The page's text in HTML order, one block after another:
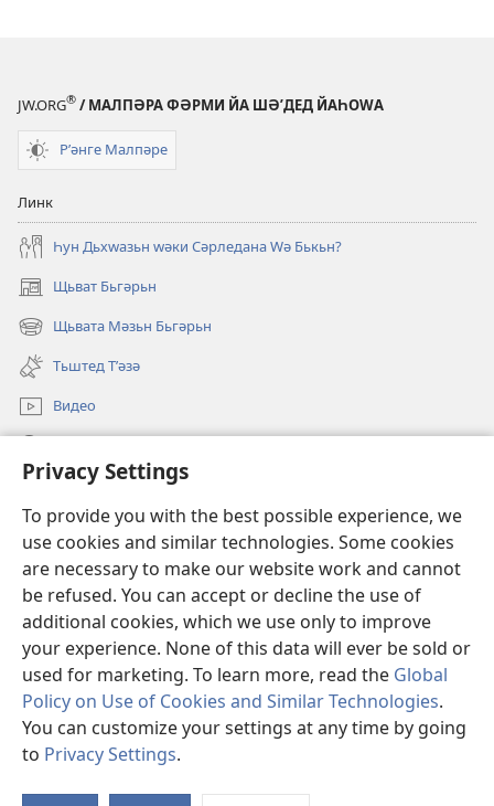
Privacy Settings
To provide you with the best possible experience, we
use cookies and similar technologies. Some cookies
are necessary to make our website work and cannot
be refused. You can accept or decline the use of
additional cookies, which we use only to improve
your experience. None of this data will ever be sold or
used for marketing. To learn more, read the Global
Policy on Use of Cookies and Similar Technologies.
You can customize your settings at any time by going
to Privacy Settings.
JW.ORG® / МАЛПӘРА ФӘРМИ ЙА ШӘʹДЕД ЙАҺОWА
Рʹәнге Малпәре
Линк
Һун Дьхԝазьн ԝәки Сәрледана Ԝә Бькьн?
Щьват Бьгәрьн
(opens
new
window)
Щьвата Мәзьн Бьгәрьн
(opens
new
window)
Тьштед Тʹәзә
Видео
(opens
window)КʹЬТЕБХАНӘЙА ОНЛАЙН йа Бьрща Qәрәwьлийе
(opens
new
window)JW Hub ®
(opens
new
window)
Copyright© 2026 Watch Tower Bible and Tract Society of Pennsylvania.
QӘЙДЕ ХӘБАТАНДЬНЕ